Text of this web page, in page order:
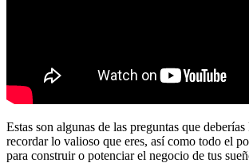
Estas son algunas de las preguntas que deberías
recordar lo valioso que eres, así como todo el
para construir o potenciar el negocio de tus